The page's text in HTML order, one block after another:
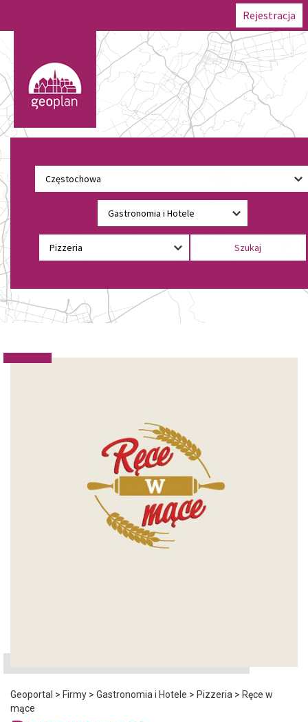
Rejestracja
Geoportal > Firmy > Gastronomia i Hotele > Pizzeria > Ręce w
mące